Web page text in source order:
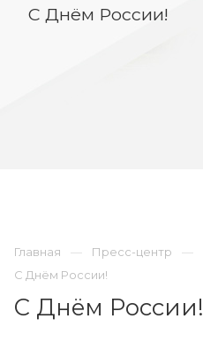
С Днём России!
Главная Пресс-центр
С Днём России!
С Днём России!